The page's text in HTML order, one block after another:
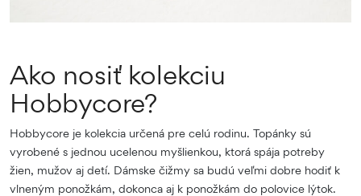
Ako nosiť kolekciu
Hobbycore?
Hobbycore je kolekcia určená pre celú rodinu. Topánky sú
vyrobené s jednou ucelenou myšlienkou, ktorá spája potreby
žien, mužov aj detí. Dámske čižmy sa budú veľmi dobre hodiť k
vlneným ponožkám, dokonca aj k ponožkám do polovice lýtok.